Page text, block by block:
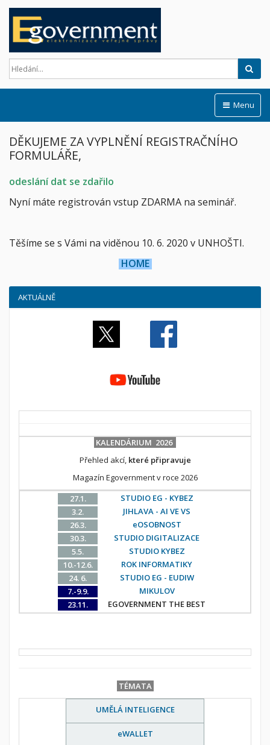
Menu
DĚKUJEME ZA VYPLNĚNÍ REGISTRAČNÍHO
FORMULÁŘE,
odeslání dat se zdařilo
Nyní máte registrován vstup ZDARMA na seminář.
Těšíme se s Vámi na viděnou 10. 6. 2020 v UNHOŠTI.
HOME
AKTUÁLNĚ
KALENDÁRIUM 2026
Přehled akcí, které připravuje
Magazín Egovernment v roce 2026
27.1.
STUDIO EG - KYBEZ
3.2.
JIHLAVA - AI VE VS
26.3.
eOSOBNOST
30.3.
STUDIO DIGITALIZACE
5.5.
STUDIO KYBEZ
10.-12.6.
ROK INFORMATIKY
24. 6.
STUDIO EG - EUDIW
7.-9.9.
MIKULOV
23.11.
EGOVERNMENT THE BEST
TÉMATA
UMĚLÁ INTELIGENCE
eWALLET